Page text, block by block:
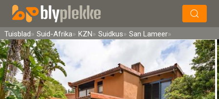
Soek
Tuisblad Suid-Afrika KZN Suidkus San Lameer